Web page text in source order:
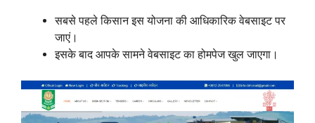
सबसे पहले किसान इस योजना की आधिकारिक वेबसाइट पर
जाएं।
इसके बाद आपके सामने वेबसाइट का होमपेज खुल जाएगा।